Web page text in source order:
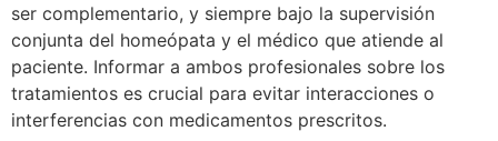
ser complementario, y siempre bajo la supervisión
conjunta del homeópata y el médico que atiende al
paciente. Informar a ambos profesionales sobre los
tratamientos es crucial para evitar interacciones o
interferencias con medicamentos prescritos.